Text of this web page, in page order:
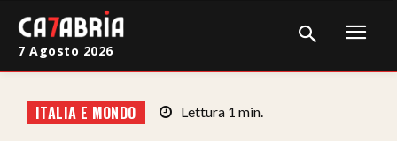
Cronaca
7 Agosto 2026
ITALIA E MONDO Lettura 1 min.